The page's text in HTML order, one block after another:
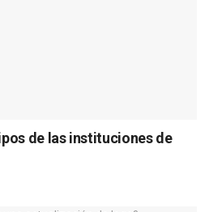
de las instituciones de